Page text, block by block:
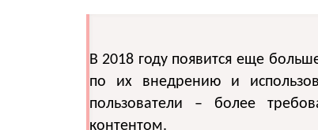
В 2018 году появится еще
по их внедрению и
пользователи – более
контентом.